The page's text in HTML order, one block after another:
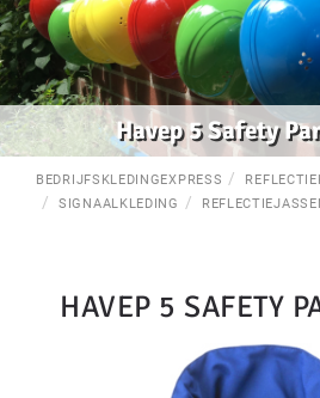
Havep 5 Safety
BEDRIJFSKLEDINGEXPRESS
SIGNAALKLEDING
HAVEP 5 SAFETY